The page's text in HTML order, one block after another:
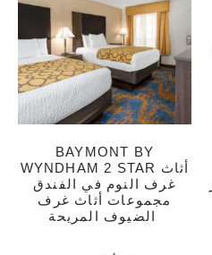
BAYMONT BY
WYNDHAM 2 STAR أثاث
غرف النوم في الفندق
مجموعات أثاث غرف